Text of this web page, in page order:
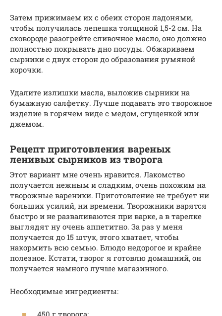
Затем прижимаем их с обеих сторон ладонями,
чтобы получилась лепешка толщиной 1,5-2 см. На
сковороде разогрейте сливочное масло, оно должно
полностью покрывать дно посуды. Обжариваем
сырники с двух сторон до образования румяной
корочки.
Удалите излишки масла, выложив сырники на
бумажную салфетку. Лучше подавать это творожное
изделие в горячем виде с медом, сгущенкой или
джемом.
Рецепт приготовления вареных
ленивых сырников из творога
Этот вариант мне очень нравится. Лакомство
получается нежным и сладким, очень похожим на
творожные вареники. Приготовление не требует ни
больших усилий, ни времени. Творожники варятся
быстро и не разваливаются при варке, а в тарелке
выглядят ну очень аппетитно. За раз у меня
получается до 15 штук, этого хватает, чтобы
накормить всю семью. Блюдо недорогое и крайне
полезное. Кстати, творог я готовлю домашний, он
получается намного лучше магазинного.
Необходимые ингредиенты: